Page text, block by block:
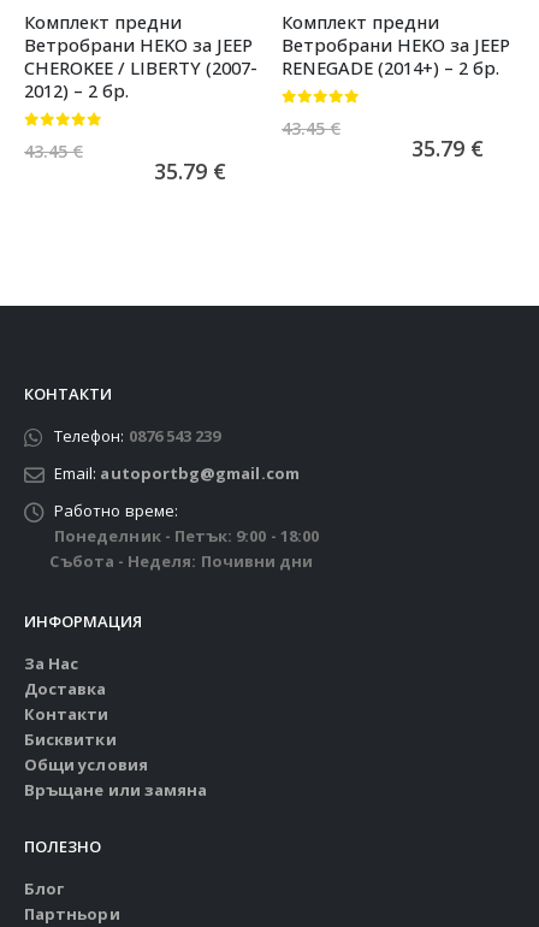
Комплект предни
Ветробрани HEKO за JEEP
CHEROKEE / LIBERTY (2007-
2012) – 2 бр.
43.45€
35.79 €
Комплект предни
Ветробрани HEKO за JEEP
RENEGADE (2014+) – 2 бр.
43.45€
35.79 €
КОНТАКТИ
Телефон: 0876 543 239
Email: autoportbg@gmail.com
Работно време:
Понеделник - Петък: 9:00 - 18:00
Събота - Неделя: Почивни дни
ИНФОРМАЦИЯ
За Нас
Доставка
Контакти
Бисквитки
Общи условия
Връщане или замяна
ПОЛЕЗНО
Блог
Партньори